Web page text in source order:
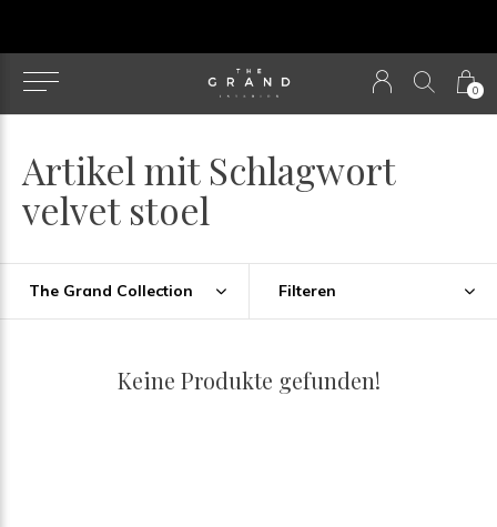
0
Artikel mit Schlagwort
velvet stoel
The Grand Collection Filteren
Keine Produkte gefunden!